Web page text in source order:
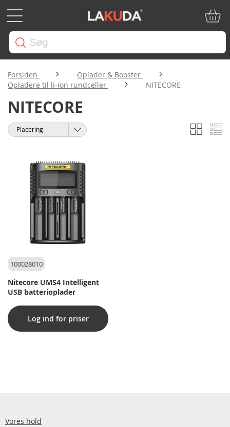
Forsiden
Oplader & Booster
Opladere til li-ion rundceller
NITECORE
NITECORE
Vis
som
Gitter
Sorter
100028010
Nitecore UMS4 Intelligent
USB batterioplader
Log ind for priser
Vores hold